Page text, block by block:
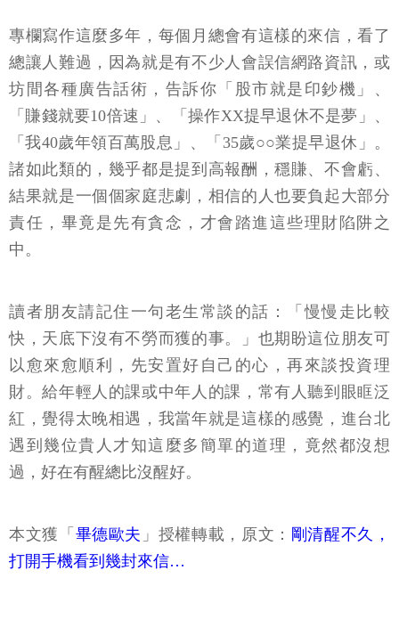
專欄寫作這麼多年，每個月總會有這樣的來信，看了
總讓人難過，因為就是有不少人會誤信網路資訊，或
坊間各種廣告話術，告訴你「股市就是印鈔機」、
「賺錢就要10倍速」、「操作XX提早退休不是夢」、
「我40歲年領百萬股息」、「35歲○○業提早退休」。
諸如此類的，幾乎都是提到高報酬，穩賺、不會虧、
結果就是一個個家庭悲劇，相信的人也要負起大部分
責任，畢竟是先有貪念，才會踏進這些理財陷阱之
中。
讀者朋友請記住一句老生常談的話：「慢慢走比較
快，天底下沒有不勞而獲的事。」也期盼這位朋友可
以愈來愈順利，先安置好自己的心，再來談投資理
財。給年輕人的課或中年人的課，常有人聽到眼眶泛
紅，覺得太晚相遇，我當年就是這樣的感覺，進台北
遇到幾位貴人才知這麼多簡單的道理，竟然都沒想
過，好在有醒總比沒醒好。
本文獲「 畢德歐夫 」授權轉載，原文： 剛清醒不久，
打開手機看到幾封來信…